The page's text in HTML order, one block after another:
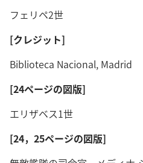
フェリペ2世
[クレジット]
Biblioteca Nacional, Madrid
[24ページの図版]
エリザベス1世
[24，25ページの図版]